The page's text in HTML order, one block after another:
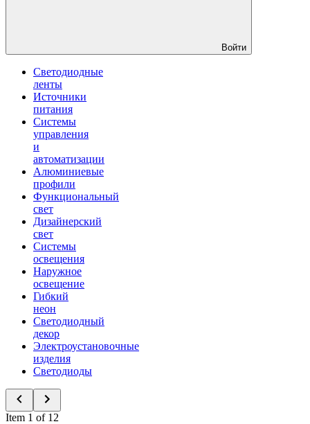
Войти
Светодиодные
ленты
Источники
питания
Системы
управления
и
автоматизации
Алюминиевые
профили
Функциональный
свет
Дизайнерский
свет
Системы
освещения
Наружное
освещение
Гибкий
неон
Светодиодный
декор
Электроустановочные
изделия
Светодиоды
Item 1 of 12